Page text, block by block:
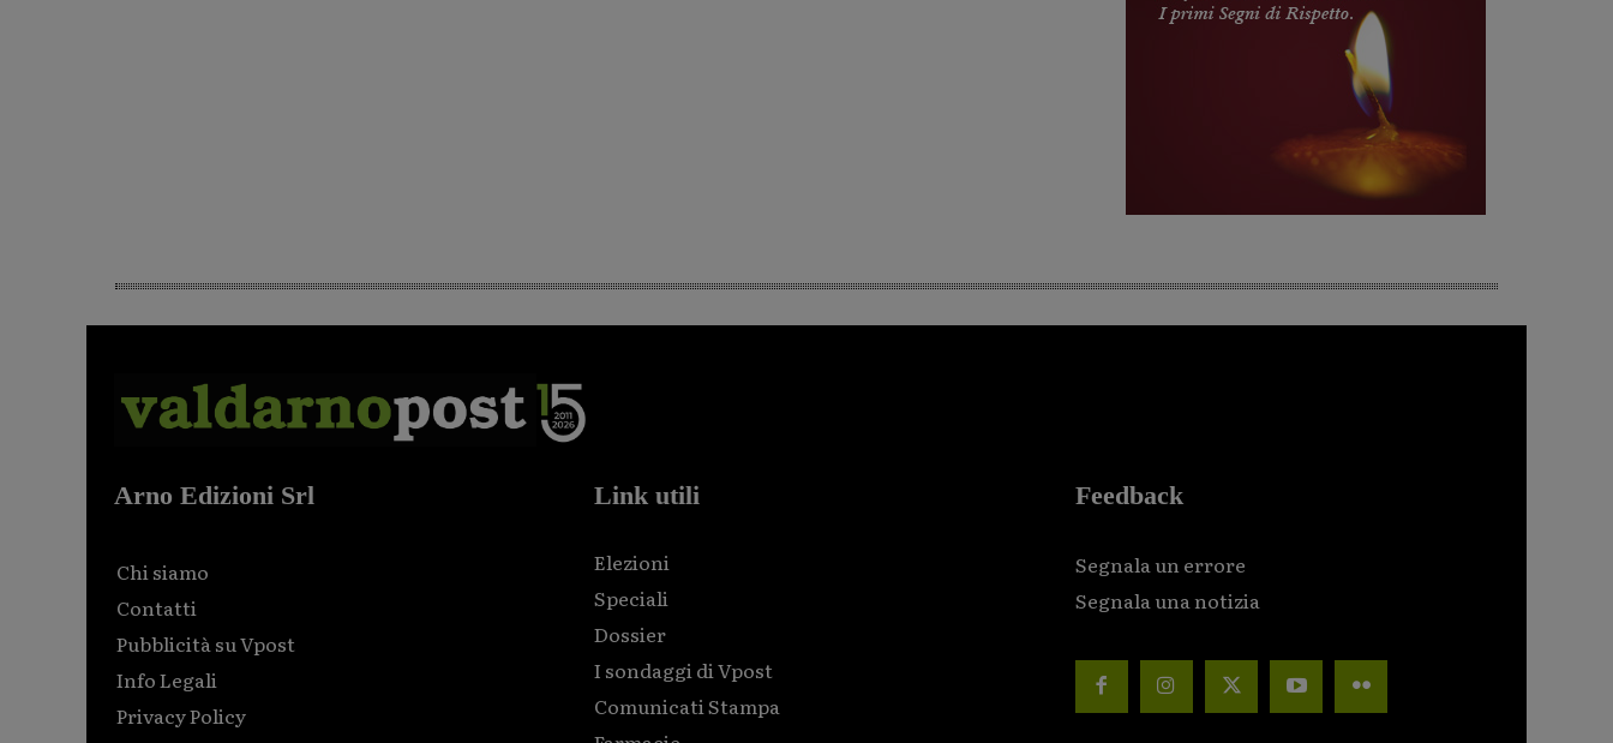
Arno Edizioni Srl
Chi siamo
Contatti
Pubblicità su Vpost
Info Legali
Privacy Policy
Link utili
Elezioni
Speciali
Dossier
I sondaggi di Vpost
Comunicati Stampa
Feedback
Segnala un errore
Segnala una notizia